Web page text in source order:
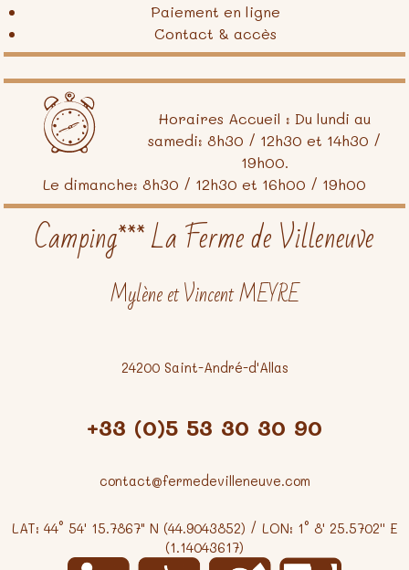
Paiement en ligne
Contact & accès
Horaires Accueil : Du lundi au
samedi: 8h30 / 12h30 et 14h30 /
19h00.
Le dimanche: 8h30 / 12h30 et 16h00 / 19h00
Camping*** La Ferme de Villeneuve
Mylène et Vincent MEYRE
24200 Saint-André-d'Allas
+33 (0)5 53 30 30 90
contact@fermedevilleneuve.com
LAT: 44° 54' 15.7867" N (44.9043852) / LON: 1° 8' 25.5702'' E
(1.14043617)